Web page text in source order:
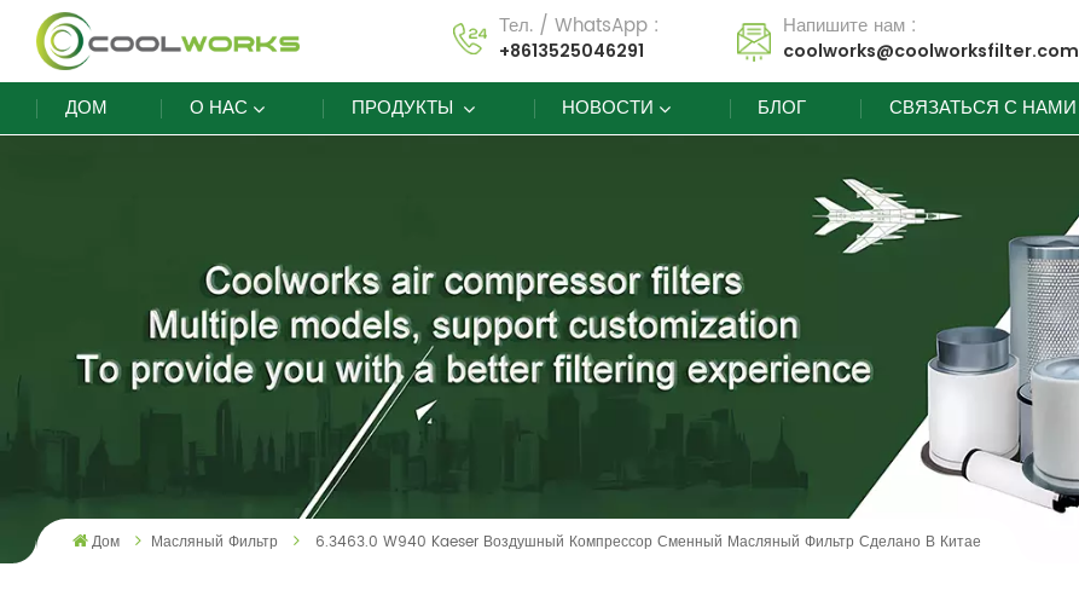
Тел. / WhatsApp :
+8613525046291
Напишите нам :
coolworks@coolworksfilter.com
ДОМ О НАС ПРОДУКТЫ НОВОСТИ БЛОГ СВЯЗАТЬСЯ С НАМИ
Дом Масляный Фильтр 6.3463.0 W940 Kaeser Воздушный Компрессор Сменный Масляный Фильтр Сделано В Китае